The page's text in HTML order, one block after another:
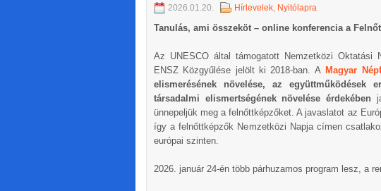
2026.01.20. Hírlevelek, Nyitólapra
Tanulás, ami összeköt – online konferencia a
Az UNESCO által támogatott Nemzetközi Oktatási
ENSZ Közgyűlése jelölt ki 2018-ban. A Magyar
elismerésének növelése, az együttműködések
társadalmi elismertségének növelése érdekében
ünnepeljük meg a felnőttképzőket. A javaslatot az
így a felnőttképzők Nemzetközi Napja címen
európai szinten.
2026. január 24-én több párhuzamos program lesz, a